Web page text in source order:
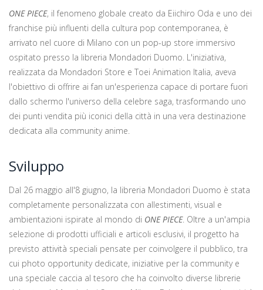
ONE PIECE, il fenomeno globale creato da Eiichiro Oda e uno dei
franchise più influenti della cultura pop contemporanea, è
arrivato nel cuore di Milano con un pop-up store immersivo
ospitato presso la libreria Mondadori Duomo. L'iniziativa,
realizzata da Mondadori Store e Toei Animation Italia, aveva
l'obiettivo di offrire ai fan un'esperienza capace di portare fuori
dallo schermo l'universo della celebre saga, trasformando uno
dei punti vendita più iconici della città in una vera destinazione
dedicata alla community anime.
Sviluppo
Dal 26 maggio all'8 giugno, la libreria Mondadori Duomo è stata
completamente personalizzata con allestimenti, visual e
ambientazioni ispirate al mondo di ONE PIECE. Oltre a un'ampia
selezione di prodotti ufficiali e articoli esclusivi, il progetto ha
previsto attività speciali pensate per coinvolgere il pubblico, tra
cui photo opportunity dedicate, iniziative per la community e
una speciale caccia al tesoro che ha coinvolto diverse librerie